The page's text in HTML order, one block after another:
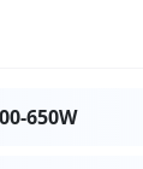
650W